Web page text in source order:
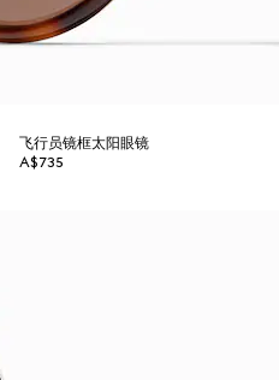
飞行员镜框太阳眼镜
A$735